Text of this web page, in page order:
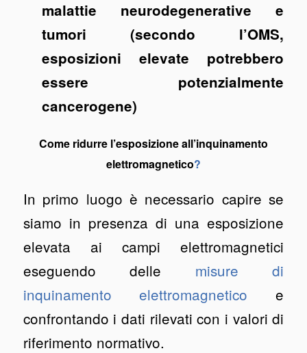
malattie neurodegenerative e
tumori (secondo l’OMS,
esposizioni elevate potrebbero
essere potenzialmente
cancerogene)
Come ridurre l’esposizione all’inquinamento
elettromagnetico?
In primo luogo è necessario capire se
siamo in presenza di una esposizione
elevata ai campi elettromagnetici
eseguendo delle misure di
inquinamento elettromagnetico e
confrontando i dati rilevati con i valori di
riferimento normativo.